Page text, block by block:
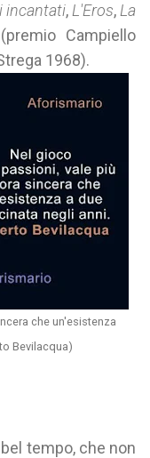
incantati, L'Eros, La
Campiello
1968).
che un'esistenza
Bevilacqua)
tempo, che non